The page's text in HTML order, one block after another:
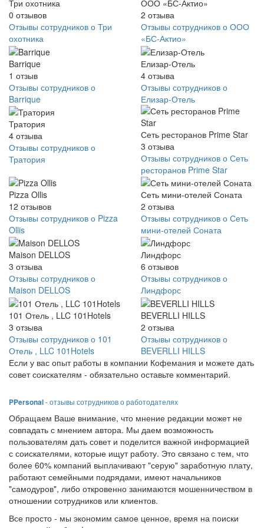
Три охотника
0 отзывов
Отзывы сотрудников о Три
охотника
ООО «БС-Актио»
2 отзыва
Отзывы сотрудников о ООО
«БС-Актио»
Barrique
1 отзыв
Отзывы сотрудников о
Barrique
Елизар-Отель
4 отзыва
Отзывы сотрудников о
Елизар-Отель
Тратория
4 отзыва
Отзывы сотрудников о
Тратория
Сеть ресторанов Prime Star
3 отзыва
Отзывы сотрудников о Сеть
ресторанов Prime Star
Pizza Ollis
12 отзывов
Отзывы сотрудников о Pizza
Ollis
Сеть мини-отелей Соната
2 отзыва
Отзывы сотрудников о Сеть
мини-отелей Соната
Maison DELLOS
3 отзыва
Отзывы сотрудников о
Maison DELLOS
Линдфорс
6 отзывов
Отзывы сотрудников о
Линдфорс
101 Отель , LLC 101Hotels
3 отзыва
Отзывы сотрудников о 101
Отель , LLC 101Hotels
BEVERLLI HILLS
2 отзыва
Отзывы сотрудников о
BEVERLLI HILLS
Если у вас опыт работы в компании Кофемания и можете дать
совет соискателям - обязательно оставьте комментарий.
PPersonal- отзывы сотрудников о работодателях
Обращаем Ваше внимание, что мнение редакции может не
совпадать с мнением автора. Мы даем возможность
пользователям дать совет и поделится важной информацией
с соискателями, которые ищут работу. Это связано с тем, что
более 60% компаний выплачивают "серую" заработную плату,
работают семейными подрядами, имеют начальников
"самодуров", либо откровенно занимаются мошенничеством в
отношении сотрудников или клиентов.
Все просто - мы экономим самое ценное, время на поиски